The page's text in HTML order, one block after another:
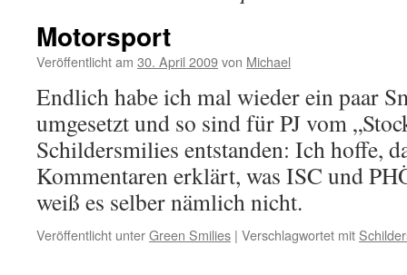
Motorsport
Veröffentlicht am 30. April 2009von Michael
Endlich habe ich mal wieder ein paar
umgesetzt und so sind für PJ vom
Schildersmilies entstanden: Ich hoffe,
Kommentaren erklärt, was ISC und
weiß es selber nämlich nicht.
Veröffentlicht unterGreen Smilies | Verschlagwortet mit